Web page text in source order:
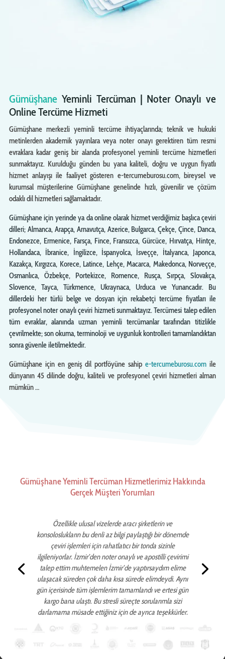
Gümüşhane Yeminli Tercüman | Noter Onaylı ve
Online Tercüme Hizmeti
Gümüşhane merkezli yeminli tercüme ihtiyaçlarında; teknik ve hukuki
metinlerden akademik yayınlara veya noter onayı gerektiren tüm resmi
evraklara kadar geniş bir alanda profesyonel yeminli tercüme hizmetleri
sunmaktayız. Kurulduğu günden bu yana kaliteli, doğru ve uygun fiyatlı
hizmet anlayışı ile faaliyet gösteren e-tercumeburosu.com, bireysel ve
kurumsal müşterilerine Gümüşhane genelinde hızlı, güvenilir ve çözüm
odaklı dil hizmetleri sağlamaktadır.
Gümüşhane için yerinde ya da online olarak hizmet verdiğimiz başlıca çeviri
dilleri; Almanca, Arapça, Arnavutça, Azerice, Bulgarca, Çekçe, Çince, Danca,
Endonezce, Ermenice, Farsça, Fince, Fransızca, Gürcüce, Hırvatça, Hintçe,
Hollandaca, İbranice, İngilizce, İspanyolca, İsveççe, İtalyanca, Japonca,
Kazakça, Kırgızca, Korece, Latince, Lehçe, Macarca, Makedonca, Norveççe,
Osmanlıca, Özbekçe, Portekizce, Romence, Rusça, Sırpça, Slovakça,
Slovence, Tayca, Türkmence, Ukraynaca, Urduca ve Yunancadır. Bu
dillerdeki her türlü belge ve dosyan için rekabetçi tercüme fiyatları ile
profesyonel noter onaylı çeviri hizmeti sunmaktayız. Tercümesi talep edilen
tüm evraklar, alanında uzman yeminli tercümanlar tarafından titizlikle
çevrilmekte; son okuma, terminoloji ve uygunluk kontrolleri tamamlandıktan
sonra güvenle iletilmektedir.
Gümüşhane için en geniş dil portföyüne sahipe-tercumeburosu.com ile
dünyanın 45 dilinde doğru, kaliteli ve profesyonel çeviri hizmetleri alman
mümkün …
Gümüşhane Yeminli Tercüman Hizmetlerimiz Hakkında
Gerçek Müşteri Yorumları
Özellikle ulusal vizelerde aracı şirketlerin ve
konsoloslukların bu denli az bilgi paylaştığı bir dönemde
çeviri işlemleri için rahatlatıcı bir tonda sizinle
ilgileniyorlar. İzmir’den noter onaylı ve apostilli çevirimi
talep ettim muhtemelen İzmir’de yaptırsaydım elime
ulaşacak süreden çok daha kısa sürede elimdeydi. Aynı
gün içerisinde tüm işlemlerim tamamlandı ve ertesi gün
kargo bana ulaştı. Bu stresli süreçte sorularımla sizi
darlamama müsade ettiğiniz için de ayrıca teşekkürler.